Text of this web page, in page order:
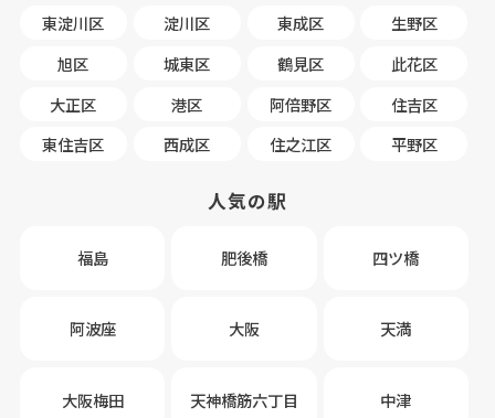
東淀川区
淀川区 東成区
生野区
旭区
城東区 鶴見区
此花区
大正区
港区 阿倍野区
住吉区
東住吉区
西成区 住之江区 平野区
人気の駅
福島 肥後橋 四ツ橋
阿波座 大阪 天満
大阪梅田 天神橋筋六丁目 中津